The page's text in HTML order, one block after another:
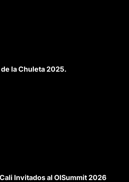
de la Chuleta 2025.
Invitados al OISummit 2026